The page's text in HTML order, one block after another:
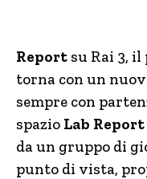
Report su Rai 3,
torna con un
sempre con
spazio Lab Report
da un gruppo di
punto di vista,